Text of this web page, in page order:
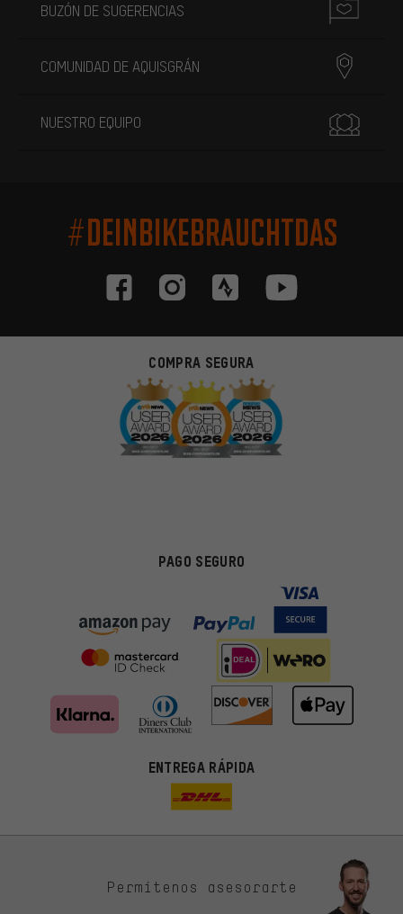
BUZÓN DE SUGERENCIAS
COMUNIDAD DE AQUISGRÁN
NUESTRO EQUIPO
#DEINBIKEBRAUCHTDAS
COMPRA SEGURA
PAGO SEGURO
ENTREGA RÁPIDA
Permítenos asesorarte